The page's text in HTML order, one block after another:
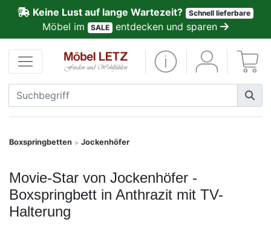
Keine Lust auf lange Wartezeit? Schnell lieferbare
Möbel im SALE entdecken und sparen
Boxspringbetten > Jockenhöfer
Movie-Star von Jockenhöfer -
Boxspringbett in Anthrazit mit TV-
Halterung
Kundenmeinungen
Anmelden
PREMIUM
Schnell
SALE